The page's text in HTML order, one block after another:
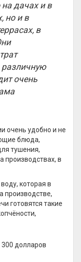
дачах и в
но и в
в
различную
очень
очень удобно и не
блюда,
тушения,
производствах, в
которая в
производстве,
готовятся такие